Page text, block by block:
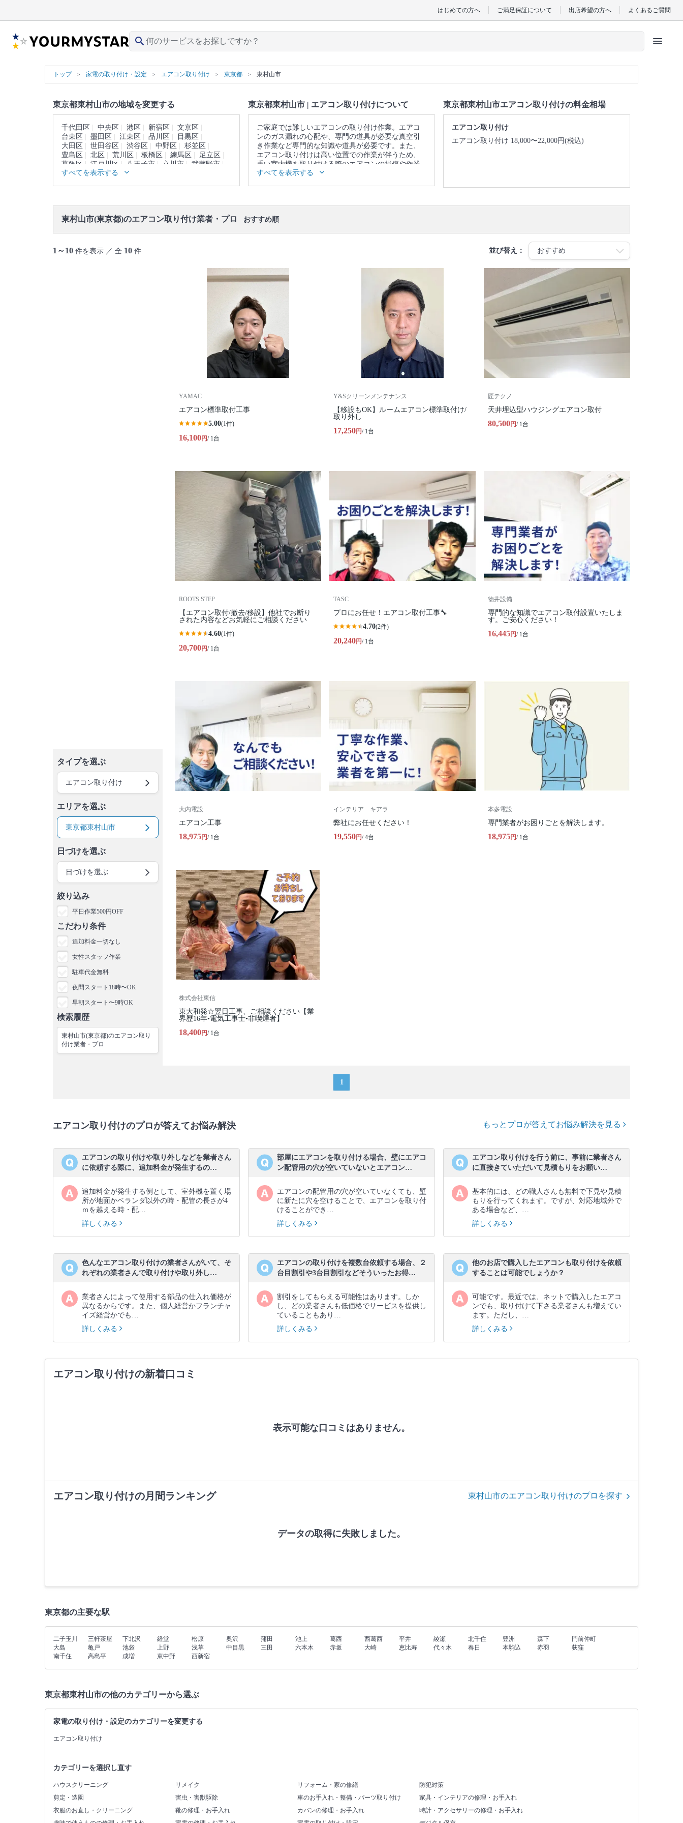
はじめての方へ ご満足保証について 出店希望の方へ よくあるご質問
search menu
トップ 家電の取り付け・設定 エアコン取り付け 東京都 東村山市
東京都東村山市の地域を変更する
千代田区 中央区 港区 新宿区
文京区
台東区
墨田区 江東区 品川区
目黒区
大田区
世田谷区 渋谷区 中野区
杉並区
豊島区
北区 荒川区 板橋区 練馬区
足立区
葛飾区
江戸川区 八王子市 立川市
武蔵野市
三鷹市
青梅市 府中市
大島町
利島村 新島村 神津島村
三宅島
すべてを表示する
東京都東村山市 | エアコン取り付けについて
ご家庭では難しいエアコンの取り付け作業。エアコ
ンのガス漏れの心配や、専門の道具が必要な真空引
き作業など専門的な知識や道具が必要です。また、
エアコン取り付けは高い位置での作業が伴うため、
重い室内機を取り付ける際のエアコンの損傷や作業
中の怪我の恐れがありますが、プロに頼めば安心で
付け / 室内機設置 / 室外機据え置き台(プラブロック)
口コミもご参照ください。
※本ページでは一部プロモーションを含む場合があ
すべてを表示する
東京都東村山市エアコン取り付けの料金相場
エアコン取り付け
エアコン取り付け 18,000〜22,000円(税込)
東村山市(東京都)のエアコン取り付け業者・プロ おすすめ順
1～10 件を表示 ／ 全 10 件 並び替え：
タイプを選ぶ
エアコン取り付け
エリアを選ぶ
東京都東村山市
日づけを選ぶ
日づけを選ぶ
絞り込み
平日作業500円OFF
こだわり条件
追加料金一切なし
女性スタッフ作業
駐車代金無料
夜間スタート18時〜OK
早朝スタート〜9時OK
検索履歴
東村山市(東京都)のエアコン取り
付け業者・プロ
YAMAC
エアコン標準取付工事
5.00(1件)
16,100円/ 1台
Y&Sクリーンメンテナンス
【移設もOK】ルームエアコン標準取付け/
取り外し
17,250円/ 1台
匠テクノ
天井埋込型ハウジングエアコン取付
80,500円/ 1台
ROOTS STEP
【エアコン取付/撤去/移設】他社でお断り
された内容などお気軽にご相談ください
4.60(1件)
20,700円/ 1台
TASC
プロにお任せ！エアコン取付工事🔧
4.70(2件)
20,240円/ 1台
物井設備
専門的な知識でエアコン取付設置いたしま
す。ご安心ください！
16,445円/ 1台
大内電設
エアコン工事
18,975円/ 1台
インテリア キアラ
弊社にお任せください！
19,550円/ 4台
本多電設
専門業者がお困りごとを解決します。
18,975円/ 1台
株式会社東信
東大和発☆翌日工事、ご相談ください【業
界歴16年•電気工事士•非喫煙者】
18,400円/ 1台
1
エアコン取り付けのプロが答えてお悩み解決 もっとプロが答えてお悩み解決を見る
エアコンの取り付けや取り外しなどを業者さん
に依頼する際に、追加料金が発生するの…
追加料金が発生する例として、室外機を置く場
所が地面かベランダ以外の時・配管の長さが4
ｍを越える時・配…
詳しくみる
部屋にエアコンを取り付ける場合、壁にエアコ
ン配管用の穴が空いていないとエアコン…
エアコンの配管用の穴が空いていなくても、壁
に新たに穴を空けることで、エアコンを取り付
けることができ…
詳しくみる
エアコン取り付けを行う前に、事前に業者さん
に直接きていただいて見積もりをお願い…
基本的には、どの職人さんも無料で下見や見積
もりを行ってくれます。ですが、対応地域外で
ある場合など、…
詳しくみる
色んなエアコン取り付けの業者さんがいて、そ
れぞれの業者さんで取り付けや取り外し…
業者さんによって使用する部品の仕入れ価格が
異なるからです。また、個人経営かフランチャ
イズ経営かでも…
詳しくみる
エアコンの取り付けを複数台依頼する場合、２
台目割引や3台目割引などそういったお得…
割引をしてもらえる可能性はあります。しか
し、どの業者さんも低価格でサービスを提供し
ていることもあり…
詳しくみる
他のお店で購入したエアコンも取り付けを依頼
することは可能でしょうか？
可能です。最近では、ネットで購入したエアコ
ンでも、取り付けて下さる業者さんも増えてい
ます。ただし、…
詳しくみる
エアコン取り付けの新着口コミ
表示可能な口コミはありません。
エアコン取り付けの月間ランキング 東村山市のエアコン取り付けのプロを探す
データの取得に失敗しました。
東京都の主要な駅
二子玉川 三軒茶屋 下北沢 経堂 松原 奥沢 蒲田 池上 葛西 西葛西 平井 綾瀬 北千住 豊洲 森下
門前仲町
大島
亀戸 池袋 上野 浅草 中目黒 三田 六本木 赤坂 大崎 恵比寿 代々木 春日 本駒込 赤羽
荻窪
南千住
高島平 成増 東中野 西新宿
東京都東村山市の他のカテゴリーから選ぶ
家電の取り付け・設定のカテゴリーを変更する
エアコン取り付け
カテゴリーを選択し直す
ハウスクリーニング リメイク リフォーム・家の修繕
防犯対策
剪定・造園
害虫・害獣駆除 車のお手入れ・整備・パーツ取り付け
家具・インテリアの修理・お手入れ
衣服のお直し・クリーニング
靴の修理・お手入れ カバンの修理・お手入れ
時計・アクセサリーの修理・お手入れ